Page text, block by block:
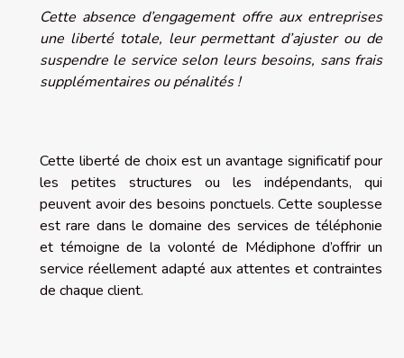
Cette absence d’engagement offre aux entreprises
une liberté totale, leur permettant d’ajuster ou de
suspendre le service selon leurs besoins, sans frais
supplémentaires ou pénalités !
Cette liberté de choix est un avantage significatif pour
les petites structures ou les indépendants, qui
peuvent avoir des besoins ponctuels. Cette souplesse
est rare dans le domaine des services de téléphonie
et témoigne de la volonté de Médiphone d’offrir un
service réellement adapté aux attentes et contraintes
de chaque client.